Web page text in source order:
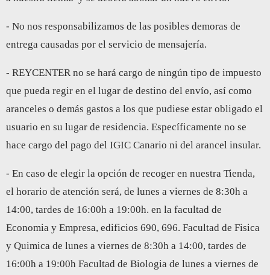
- No nos responsabilizamos de las posibles demoras de
entrega causadas por el servicio de mensajería.
- REYCENTER no se hará cargo de ningún tipo de impuesto
que pueda regir en el lugar de destino del envío, así como
aranceles o demás gastos a los que pudiese estar obligado el
usuario en su lugar de residencia. Específicamente no se
hace cargo del pago del IGIC Canario ni del arancel insular.
- En caso de elegir la opción de recoger en nuestra Tienda,
el horario de atención será, de lunes a viernes de 8:30h a
14:00, tardes de 16:00h a 19:00h. en la facultad de
Economia y Empresa, edificios 690, 696. Facultad de Fisica
y Quimica de lunes a viernes de 8:30h a 14:00, tardes de
16:00h a 19:00h Facultad de Biologia de lunes a viernes de